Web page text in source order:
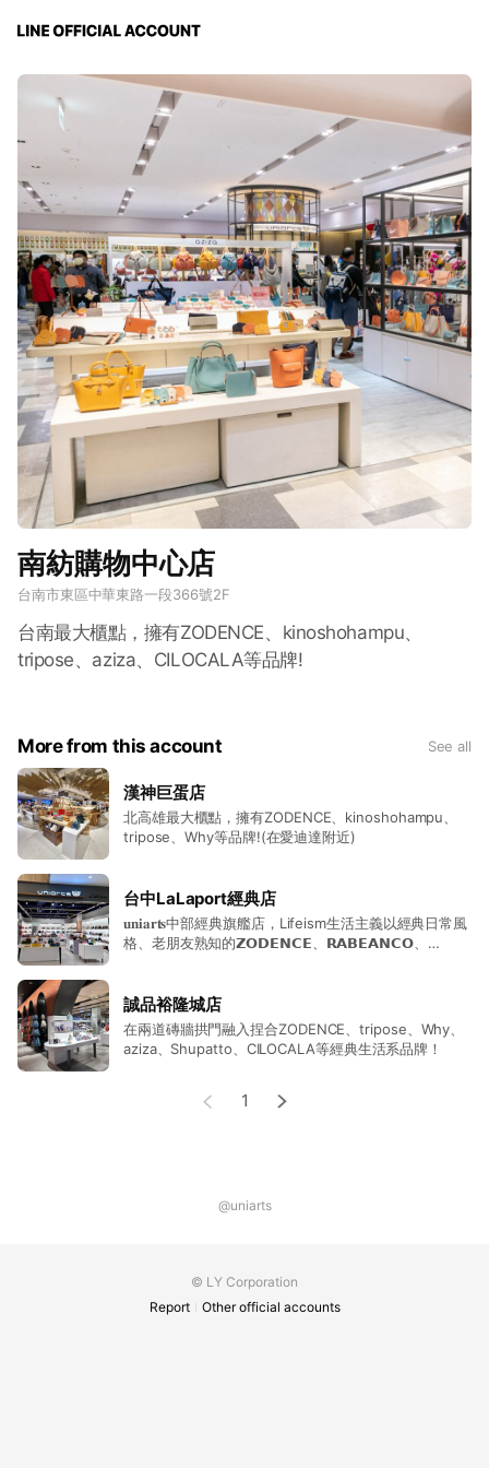
南紡購物中心店
台南市東區中華東路一段366號2F
台南最大櫃點，擁有ZODENCE、kinoshohampu、
tripose、aziza、CILOCALA等品牌!
More from this account See all
漢神巨蛋店
北高雄最大櫃點，擁有ZODENCE、kinoshohampu、
tripose、Why等品牌!(在愛迪達附近)
台中LaLaport經典店
𝐮𝐧𝐢𝐚𝐫𝐭𝐬中部經典旗艦店，Lifeism生活主義以經典日常風
格、老朋友熟知的𝗭𝗢𝗗𝗘𝗡𝗖𝗘、𝗥𝗔𝗕𝗘𝗔𝗡𝗖𝗢、
誠品裕隆城店
在兩道磚牆拱門融入捏合ZODENCE、tripose、Why、
aziza、Shupatto、CILOCALA等經典生活系品牌！
1
@uniarts
© LY Corporation
Report
Other official accounts